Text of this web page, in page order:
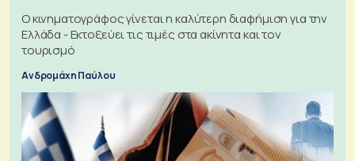
Ο κινηματογράφος γίνεται η καλύτερη διαφήμιση για την
Ελλάδα - Εκτοξεύει τις τιμές στα ακίνητα και τον
τουρισμό
Ανδρομάχη Παύλου